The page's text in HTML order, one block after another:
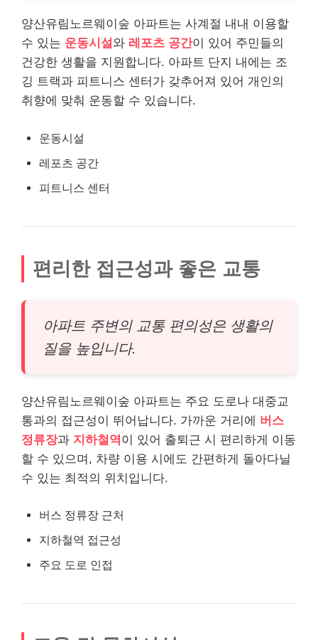
양산유림노르웨이숲 아파트는 사계절 내내 이용할
수 있는 운동시설와 레포츠 공간이 있어 주민들의
건강한 생활을 지원합니다. 아파트 단지 내에는 조
깅 트랙과 피트니스 센터가 갖추어져 있어 개인의
취향에 맞춰 운동할 수 있습니다.
운동시설
레포츠 공간
피트니스 센터
편리한 접근성과 좋은 교통
아파트 주변의 교통 편의성은 생활의
질을 높입니다.
양산유림노르웨이숲 아파트는 주요 도로나 대중교
통과의 접근성이 뛰어납니다. 가까운 거리에 버스
정류장과 지하철역 이 있어 출퇴근 시 편리하게 이동
할 수 있으며, 차량 이용 시에도 간편하게 돌아다닐
수 있는 최적의 위치입니다.
버스 정류장 근처
지하철역 접근성
주요 도로 인접